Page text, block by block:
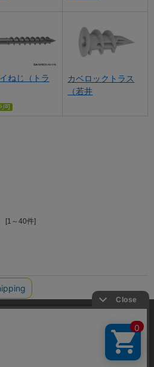
ねじ（トラ
カベロックトラス
（若井
[1～40件]
およびコンテンツの最適な提供、ト
てCookieを使用しています。
合、Cookieの利用に同意したことも